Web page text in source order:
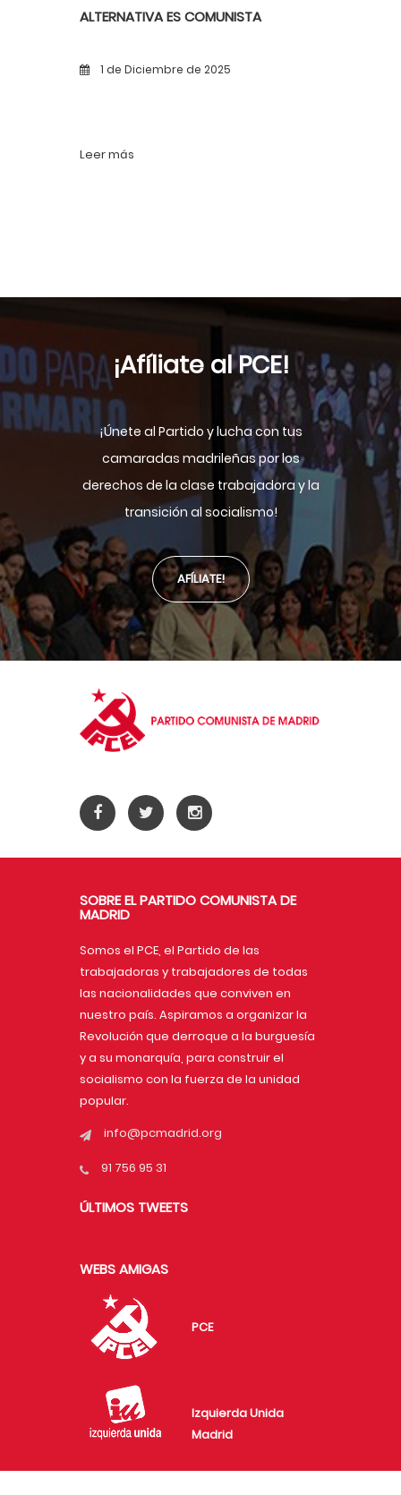
ALTERNATIVA ES COMUNISTA
1 de Diciembre de 2025
Leer más
¡Afíliate al PCE!
¡Únete al Partido y lucha con tus
camaradas madrileñas por los
derechos de la clase trabajadora y la
transición al socialismo!
AFÍLIATE!
SOBRE EL PARTIDO COMUNISTA DE
MADRID
Somos el PCE, el Partido de las
trabajadoras y trabajadores de todas
las nacionalidades que conviven en
nuestro país. Aspiramos a organizar la
Revolución que derroque a la burguesía
y a su monarquía, para construir el
socialismo con la fuerza de la unidad
popular.
info@pcmadrid.org
91 756 95 31
ÚLTIMOS TWEETS
WEBS AMIGAS
PCE
Izquierda Unida
Madrid